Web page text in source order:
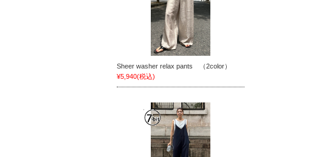
Sheer washer relax pants （2color）
¥5,940(税込)